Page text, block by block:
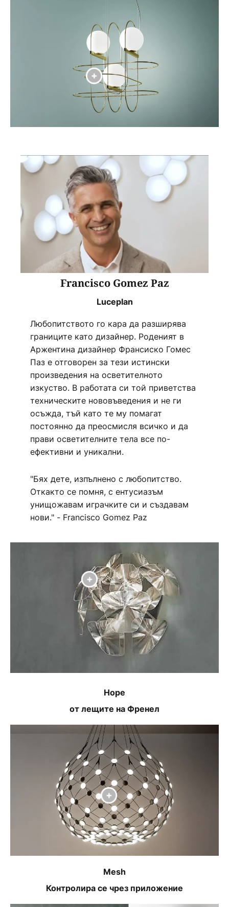
Francisco Gomez Paz
Luceplan
Любопитството го кара да разширява
границите като дизайнер. Роденият в
Аржентина дизайнер Франсиско Гомес
Паз е отговорен за тези истински
произведения на осветителното
изкуство. В работата си той приветства
техническите нововъведения и не ги
осъжда, тъй като те му помагат
постоянно да преосмисля всичко и да
прави осветителните тела все по-
ефективни и уникални.
"Бях дете, изпълнено с любопитство.
Откакто се помня, с ентусиазъм
унищожавам играчките си и създавам
нови." - Francisco Gomez Paz
Hope
от лещите на Френел
Mesh
Контролира се чрез приложение